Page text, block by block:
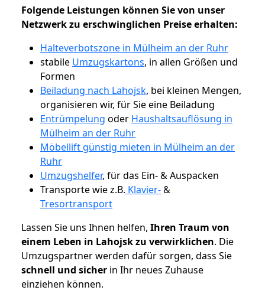
Folgende Leistungen können Sie von unser
Netzwerk zu erschwinglichen Preise erhalten:
Halteverbotszone in Mülheim an der Ruhr
stabile Umzugskartons, in allen Größen und
Formen
Beiladung nach Lahojsk, bei kleinen Mengen,
organisieren wir, für Sie eine Beiladung
Entrümpelung oder Haushaltsauflösung in
Mülheim an der Ruhr
Möbellift günstig mieten in Mülheim an der
Ruhr
Umzugshelfer, für das Ein- & Auspacken
Transporte wie z.B. Klavier-&
Tresortransport
Lassen Sie uns Ihnen helfen, Ihren Traum von
einem Leben in Lahojsk zu verwirklichen. Die
Umzugspartner werden dafür sorgen, dass Sie
schnell und sicher in Ihr neues Zuhause
einziehen können.